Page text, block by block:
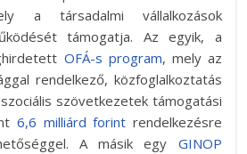
a társadalmi vállalkozások
támogatja. Az egyik, a
OFÁ-s program, mely az
rendelkező, közfoglalkoztatás
szövetkezetek támogatási
6,6 milliárd forint rendelkezésre
A másik egy GINOP